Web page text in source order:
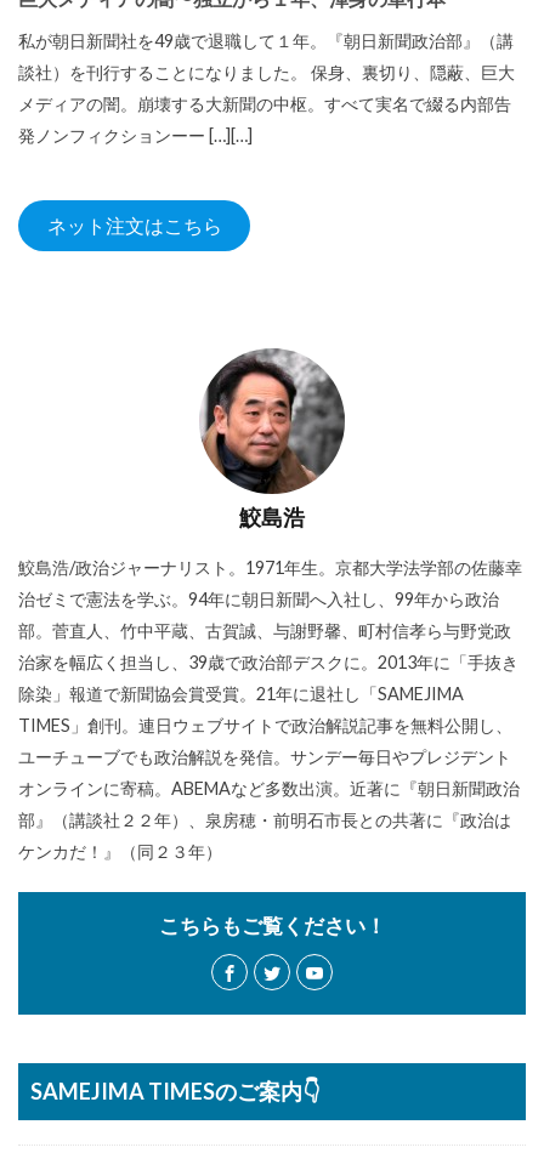
私が朝日新聞社を49歳で退職して１年。『朝日新聞政治部』（講
談社）を刊行することになりました。 保身、裏切り、隠蔽、巨大
メディアの闇。崩壊する大新聞の中枢。すべて実名で綴る内部告
発ノンフィクションーー […][…]
ネット注文はこちら
鮫島浩
鮫島浩/政治ジャーナリスト。1971年生。京都大学法学部の佐藤幸
治ゼミで憲法を学ぶ。94年に朝日新聞へ入社し、99年から政治
部。菅直人、竹中平蔵、古賀誠、与謝野馨、町村信孝ら与野党政
治家を幅広く担当し、39歳で政治部デスクに。2013年に「手抜き
除染」報道で新聞協会賞受賞。21年に退社し「SAMEJIMA
TIMES」創刊。連日ウェブサイトで政治解説記事を無料公開し、
ユーチューブでも政治解説を発信。サンデー毎日やプレジデント
オンラインに寄稿。ABEMAなど多数出演。近著に『朝日新聞政治
部』（講談社２２年）、泉房穂・前明石市長との共著に『政治は
ケンカだ！』（同２３年）
こちらもご覧ください！
SAMEJIMA TIMESのご案内👇